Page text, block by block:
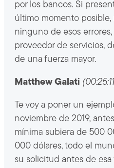
por los bancos. Si
último momento
ninguno de esos
proveedor de servicios,
de una fuerza mayor.
Matthew Galati
Te voy a poner un
noviembre de 2019,
mínima subiera de 500
000 dólares, todo el
su solicitud antes de esa